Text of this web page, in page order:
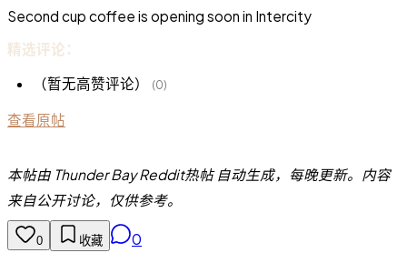
Second cup coffee is opening soon in Intercity
精选评论：
（暂无高赞评论）
(0)
查看原帖
本帖由 Thunder Bay Reddit热帖 自动生成，每晚更新。内容
来自公开讨论，仅供参考。
0 收藏 0